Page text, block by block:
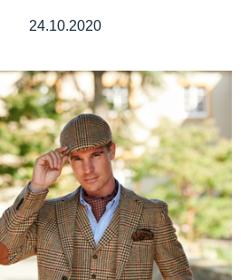
24.10.2020